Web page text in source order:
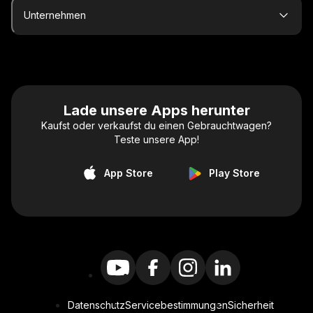
Unternehmen
Lade unsere Apps herunter
Kaufst oder verkaufst du einen Gebrauchtwagen?
Teste unsere App!
App Store Play Store
DatenschutzServicebestimmungenSicherheit